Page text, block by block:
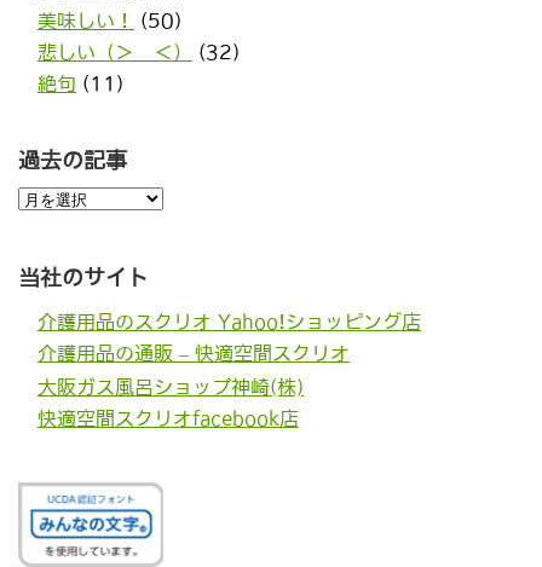
美味しい！
(50)
悲しい（＞＿＜）
(32)
絶句 (11)
過去の記事
過
去
事
当社のサイト
介護用品のスクリオ Yahoo!ショッピング店
介護用品の通販 – 快適空間スクリオ
大阪ガス風呂ショップ神崎(株)
快適空間スクリオfacebook店